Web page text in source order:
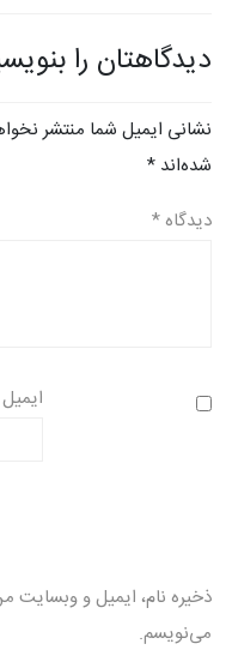
دیدگاهتان را
نشانی ایمیل شما منتشر
شده‌اند *
دیدگاه *
ذخیره نام، ایمیل و وبسایت
می‌نویسم.